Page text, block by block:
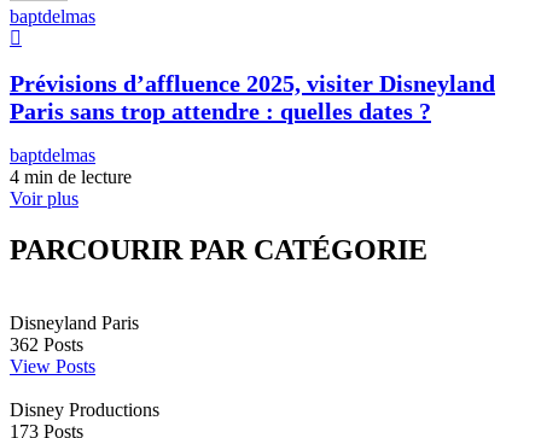
baptdelmas
Prévisions d’affluence 2025, visiter Disneyland
Paris sans trop attendre : quelles dates ?
baptdelmas
4 min de lecture
Voir plus
PARCOURIR PAR CATÉGORIE
Disneyland Paris
362 Posts
View Posts
Disney Productions
173 Posts